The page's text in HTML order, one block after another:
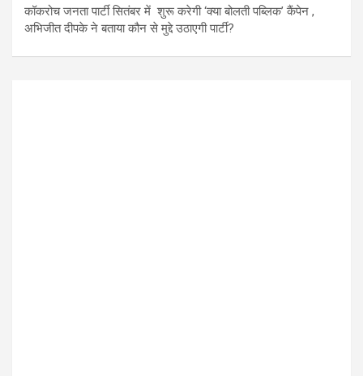
कॉकरोच जनता पार्टी सितंबर में शुरू करेगी ‘क्या बोलती पब्लिक’ कैंपेन ,
अभिजीत दीपके ने बताया कौन से मुद्दे उठाएगी पार्टी?